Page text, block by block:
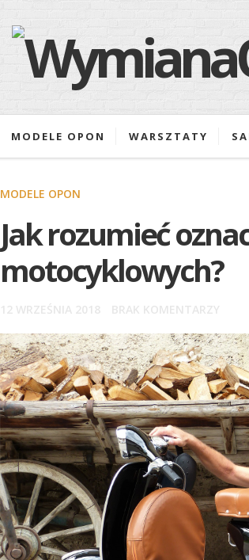
MODELE OPON WARSZTATY
MODELE OPON
Jak rozumieć
motocyklowych?
12 WRZEŚNIA 2018 BRAK KOMENTARZY